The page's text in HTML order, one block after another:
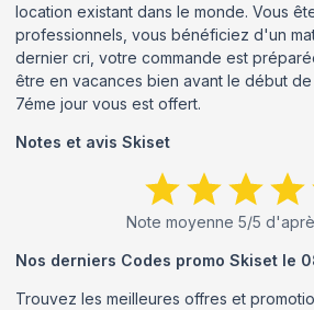
location existant dans le monde. Vous
professionnels, vous bénéficiez d'un
dernier cri, votre commande est
être en vacances bien avant le début
7éme jour vous est offert.
Notes et avis Skiset
Note moyenne 5/5
Nos derniers Codes promo Skiset le
Trouvez les meilleures offres et